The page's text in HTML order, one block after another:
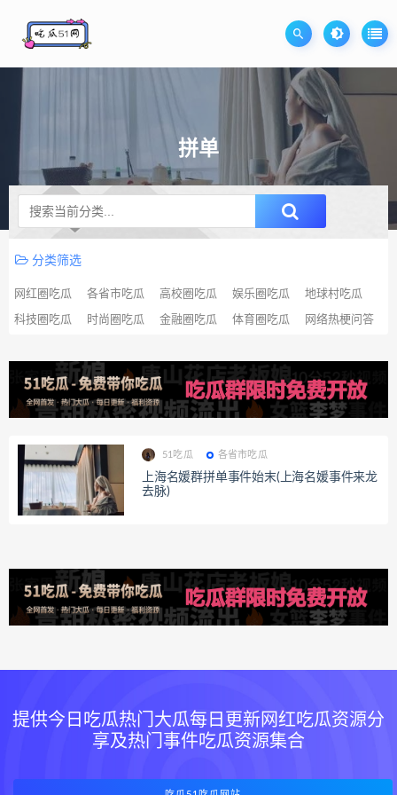
拼单
升级SVIP无限免费下载
分类筛选
网红圈吃瓜 各省市吃瓜 高校圈吃瓜 娱乐圈吃瓜 地球村吃瓜
科技圈吃瓜 时尚圈吃瓜 金融圈吃瓜 体育圈吃瓜 网络热梗问答
51吃瓜 各省市吃瓜
上海名媛群拼单事件始末(上海名媛事件来龙
去脉)
提供今日吃瓜热门大瓜每日更新网红吃瓜资源分
享及热门事件吃瓜资源集合